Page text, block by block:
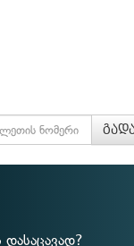
დასაცავად?